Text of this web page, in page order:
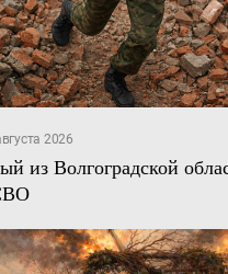
2026
из Волгоградской